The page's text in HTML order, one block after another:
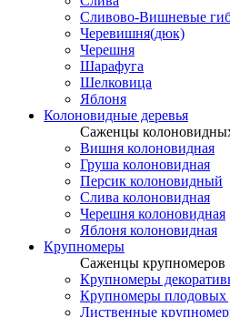
Сливово-Вишневые
Черевишня(дюк)
Черешня
Шарафуга
Шелковица
Яблоня
Колоновидные деревья
Саженцы
Вишня колоновидная
Груша колоновидная
Персик колоновидный
Слива колоновидная
Черешня колоновидная
Яблоня колоновидная
Крупномеры
Саженцы крупномеров
Крупномеры
Крупномеры плодовых
Лиственные